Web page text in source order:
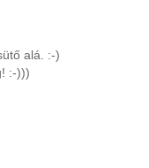
alá. :-)
:-)))